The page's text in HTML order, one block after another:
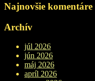
Najnovšie komentáre
Archív
júl 2026
jún 2026
máj 2026
apríl 2026